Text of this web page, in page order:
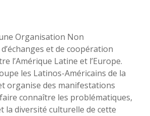
Organisation Non
et de coopération
l’Amérique Latine et l’Europe.
les Latinos-Américains de la
organise des manifestations
connaître les problématiques,
la diversité culturelle de cette